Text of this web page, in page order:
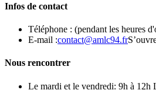
Infos de contact
Téléphone : (pendant les heures
E-mail :contact@amlc94.fr
Nous rencontrer
Le mardi et le vendredi: 9h à 12h